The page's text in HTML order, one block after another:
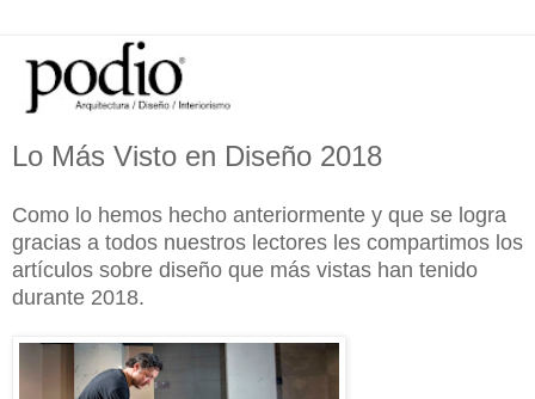
Lo Más Visto en Diseño 2018
Como lo hemos hecho anteriormente y que se logra
gracias a todos nuestros lectores les compartimos los
artículos sobre diseño que más vistas han tenido
durante 2018.